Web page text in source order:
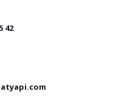
42